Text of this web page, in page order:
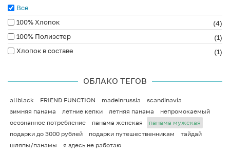
Все
100% Хлопок
(4)
100% Полиэстер
(1)
Хлопок в составе
(1)
ОБЛАКО ТЕГОВ
allblack FRIEND FUNCTION madeinrussia
scandinavia
зимняя панама
летние кепки летняя панама
непромокаемый
осознанное потребление
панама женская
панама мужская
подарки до 3000 рублей
подарки путешественникам
тайдай
шляпы/панамы
я здесь не работаю